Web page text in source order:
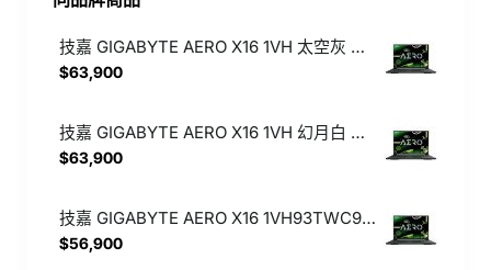
技嘉 GIGABYTE AERO X16 1VH 太空灰 直升32G記憶體【Ryzen Al 7 350/RTX 5060 8G/1TB SSD/QHD+/165Hz/Win11】16吋 特仕版輕薄AI電競筆電
$63,900
技嘉 GIGABYTE AERO X16 1VH 幻月白 直升32G記憶體【Ryzen Al 7 350/RTX 5060 8G/1TB SSD/QHD+/165Hz/Win11】16吋 特仕版輕薄AI電競筆電
$63,900
技嘉 GIGABYTE AERO X16 1VH93TWC94AH 太空灰【Ryzen Al 7 350/16G/RTX 5060 8G/1TB SSD/QHD+/165Hz/Win11】16吋 輕薄AI電競筆電
$56,900